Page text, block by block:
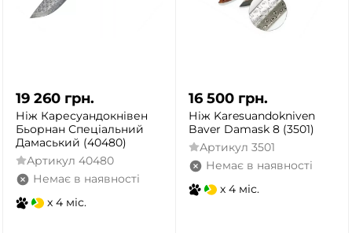
19 260 грн.
Ніж Каресуандокнівен
Бьорнан Спеціальний
Дамаський (40480)
Артикул 40480
Немає в наявності
x 4 міс.
16 500 грн.
Ніж Karesuandokniven
Baver Damask 8 (3501)
Артикул 3501
Немає в наявності
x 4 міс.